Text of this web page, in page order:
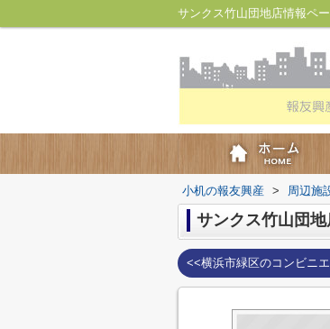
サンクス竹山団地店情報ペ
小机の報友興産 > 周辺施
サンクス竹山団地
<<横浜市緑区のコンビニ